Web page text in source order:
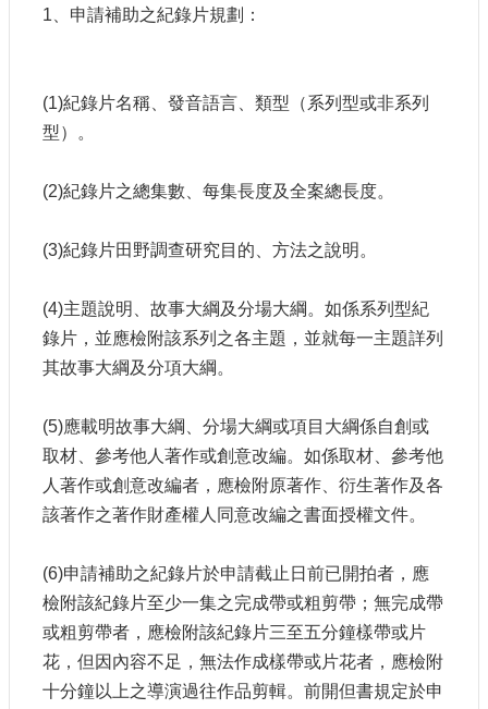
1、申請補助之紀錄片規劃：
(1)紀錄片名稱、發音語言、類型（系列型或非系列
型）。
(2)紀錄片之總集數、每集長度及全案總長度。
(3)紀錄片田野調查研究目的、方法之說明。
(4)主題說明、故事大綱及分場大綱。如係系列型紀
錄片，並應檢附該系列之各主題，並就每一主題詳列
其故事大綱及分項大綱。
(5)應載明故事大綱、分場大綱或項目大綱係自創或
取材、參考他人著作或創意改編。如係取材、參考他
人著作或創意改編者，應檢附原著作、衍生著作及各
該著作之著作財產權人同意改編之書面授權文件。
(6)申請補助之紀錄片於申請截止日前已開拍者，應
檢附該紀錄片至少一集之完成帶或粗剪帶；無完成帶
或粗剪帶者，應檢附該紀錄片三至五分鐘樣帶或片
花，但因內容不足，無法作成樣帶或片花者，應檢附
十分鐘以上之導演過往作品剪輯。前開但書規定於申